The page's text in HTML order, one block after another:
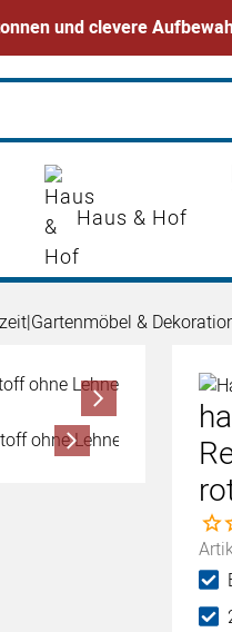
und clevere
Haus & Hof
|Gartenmöbel &